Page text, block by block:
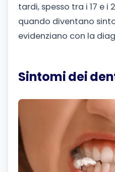
tardi, spesso tra i 17 e
quando diventano
evidenziano con la
Sintomi dei